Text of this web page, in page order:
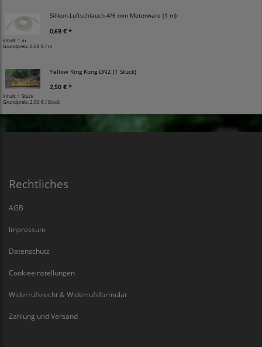
Silikon-Luftschlauch 4/6 mm Meterware (1 m)
0,69 € *
Inhalt: 1 m
Grundpreis:0,69 € / m
Yellow King Kong DNZ (1 Stück)
2,50 € *
Inhalt: 1 Stück
Grundpreis: 2,50 € / Stück
Rechtliches
AGB
Impressum
Datenschutz
Cookieeinstellungen
Widerrufsrecht & Widerrufsformular
Zahlung und Versand